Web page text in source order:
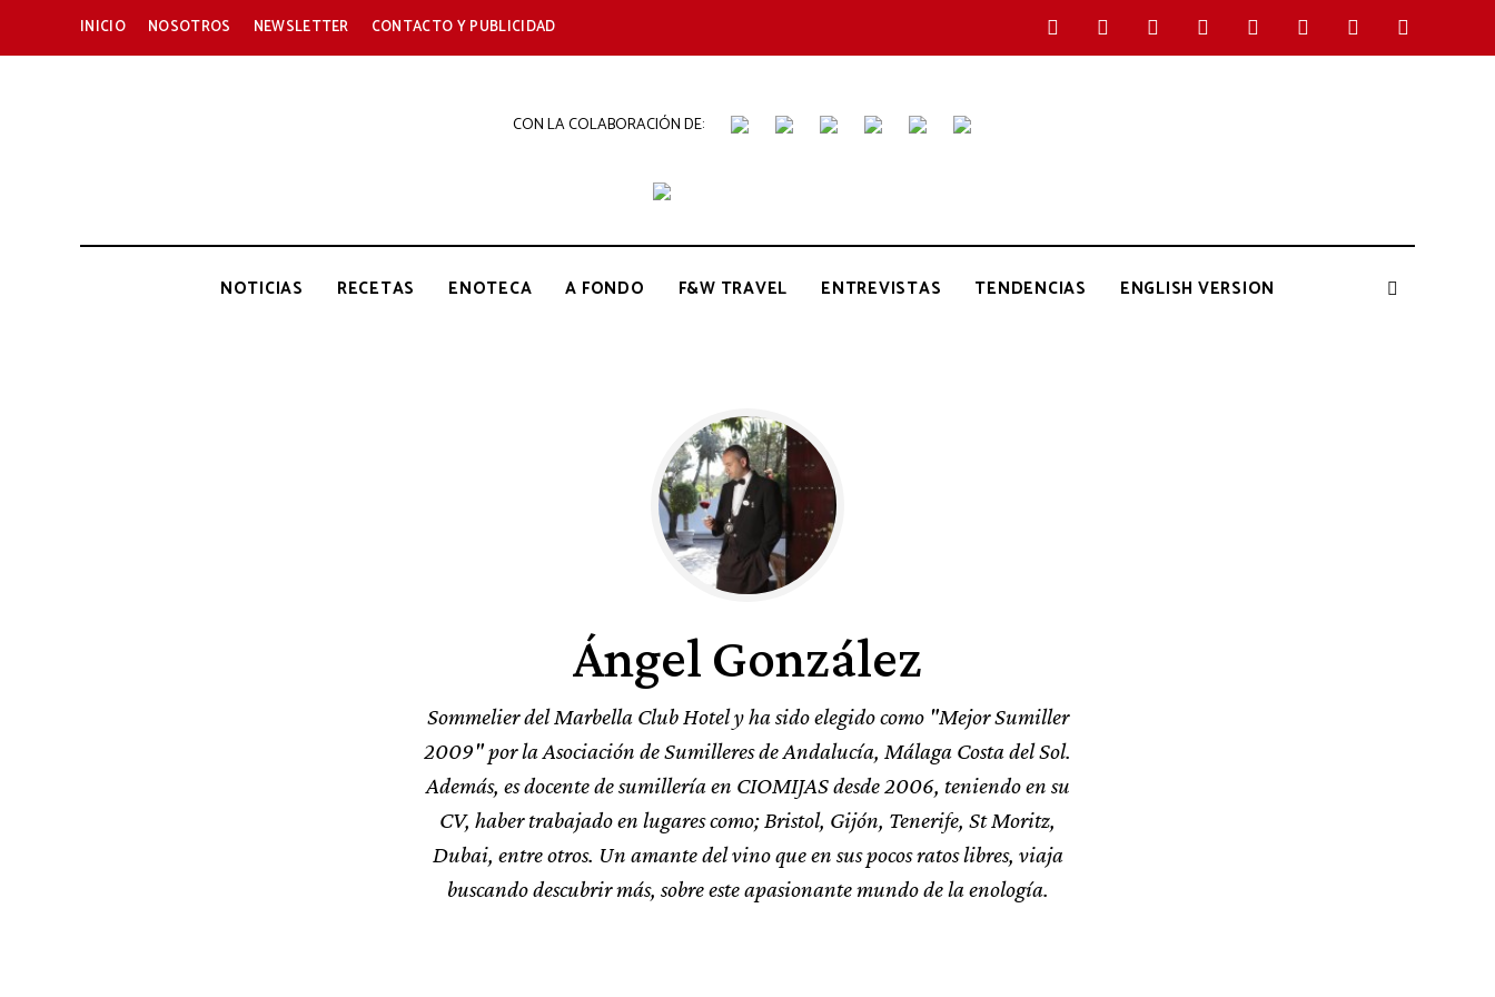
INICIO NOSOTROS NEWSLETTER CONTACTO Y PUBLICIDAD
CON LA COLABORACIÓN DE:
THE
GOURMET
Periódico
Gastronomía
NOTICIAS
RECETAS ENOTECA A FONDO F&W TRAVEL ENTREVISTAS TENDENCIAS ENGLISH VERSION
Ángel González
Sommelier del Marbella Club Hotel y ha sido elegido como "Mejor Sumiller
2009" por la Asociación de Sumilleres de Andalucía, Málaga Costa del Sol.
Además, es docente de sumillería en CIOMIJAS desde 2006, teniendo en su
CV, haber trabajado en lugares como; Bristol, Gijón, Tenerife, St Moritz,
Dubai, entre otros. Un amante del vino que en sus pocos ratos libres, viaja
buscando descubrir más, sobre este apasionante mundo de la enología.